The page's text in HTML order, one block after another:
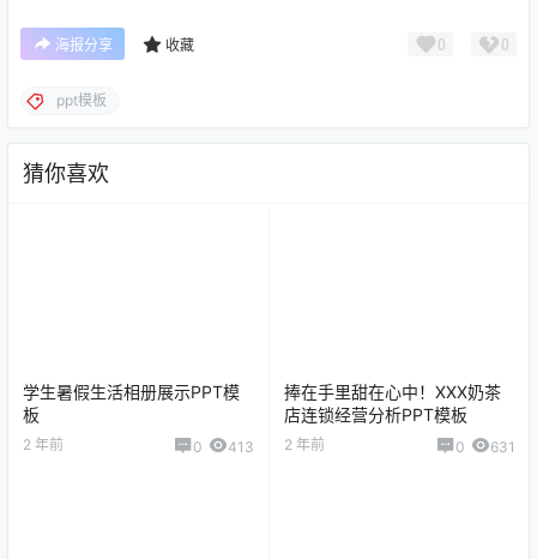
海报分享 收藏 0 0
ppt模板
猜你喜欢
学生暑假生活相册展示PPT模
板
2 年前 0 413
捧在手里甜在心中！XXX奶茶
店连锁经营分析PPT模板
2 年前 0 631